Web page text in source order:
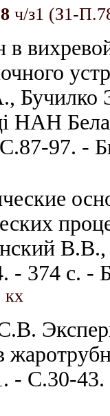
ч/з1 (З1-
в
НАН
97. -
В.В.,
- 374 с. -
кх
- С.30-43.